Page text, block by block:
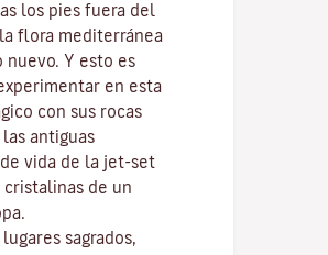
los pies fuera del
flora mediterránea
nuevo. Y esto es
en esta
con sus rocas
las antiguas
vida de la jet-set
cristalinas de un
sagrados,